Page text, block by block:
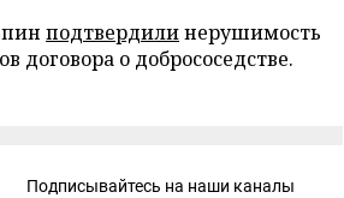
подтвердилинерушимость
договора о добрососедстве.
Подписывайтесь на наши каналы